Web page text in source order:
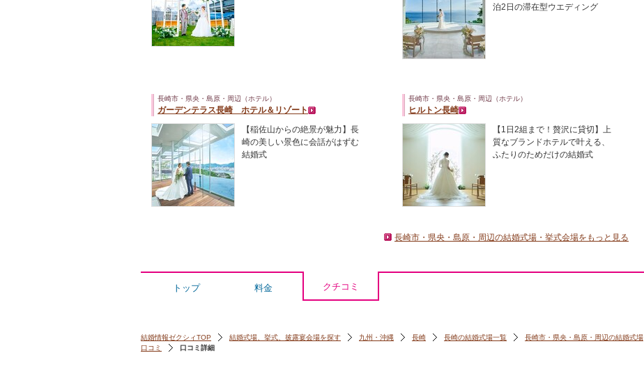
泊2日の滞在型ウエディング
長崎市・県央・島原・周辺（ホテル）
ガーデンテラス長崎 ホテル＆リゾート
【稲佐山からの絶景が魅力】長
崎の美しい景色に会話がはずむ
結婚式
長崎市・県央・島原・周辺（ホテル）
ヒルトン長崎
【1日2組まで！贅沢に貸切】上
質なブランドホテルで叶える、
ふたりのためだけの結婚式
長崎市・県央・島原・周辺の結婚式場・挙式会場をもっと見る
トップ 料金 クチコミ
結婚情報ゼクシィTOP 結婚式場、挙式、披露宴会場を探す 九州・沖縄 長崎 長崎の結婚式場一覧 長崎市・県央・島原・周辺の結婚式場
口コミ
口コミ詳細